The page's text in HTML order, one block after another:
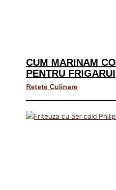
CUM MARINAM
PENTRU FRIGARUI
Retete Culinare